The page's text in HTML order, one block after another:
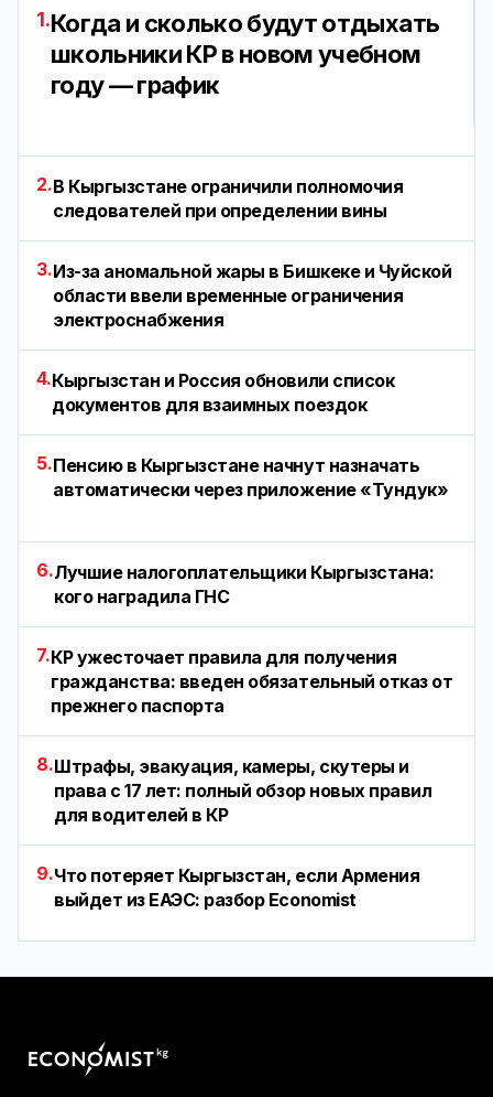
1.Когда и сколько будут отдыхать
школьники КР в новом учебном
году — график
2.В Кыргызстане ограничили полномочия
следователей при определении вины
3.Из-за аномальной жары в Бишкеке и Чуйской
области ввели временные ограничения
электроснабжения
4.Кыргызстан и Россия обновили список
документов для взаимных поездок
5.Пенсию в Кыргызстане начнут назначать
автоматически через приложение «Тундук»
6.Лучшие налогоплательщики Кыргызстана:
кого наградила ГНС
7.КР ужесточает правила для получения
гражданства: введен обязательный отказ от
прежнего паспорта
8.Штрафы, эвакуация, камеры, скутеры и
права с 17 лет: полный обзор новых правил
для водителей в КР
9.Что потеряет Кыргызстан, если Армения
выйдет из ЕАЭС: разбор Economist